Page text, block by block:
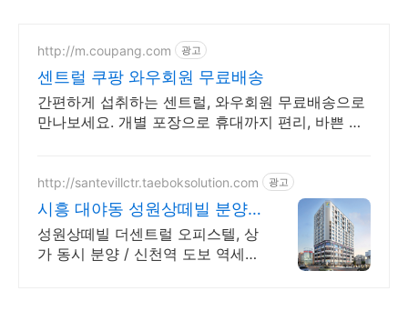
http://m.coupang.com 광고
센트럴 쿠팡 와우회원 무료배송
간편하게 섭취하는 센트럴, 와우회원 무료배송으로
만나보세요. 개별 포장으로 휴대까지 편리, 바쁜 일
http://santevillctr.taeboksolution.com 광고
시흥 대야동 성원상떼빌 분양
태복플래닝 분양정보
성원상떼빌 더센트럴 오피스텔, 상
가 동시 분양 / 신천역 도보 역세권